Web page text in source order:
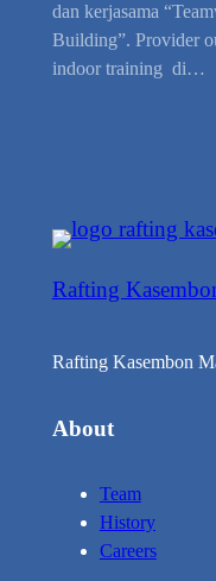
dan kerjasama
Building”. Provider
indoor training di…
Rafting
Rafting Kasembon
About
Team
History
Careers